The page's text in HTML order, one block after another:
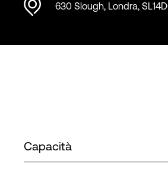
630 Slough, Londra,
Capacità